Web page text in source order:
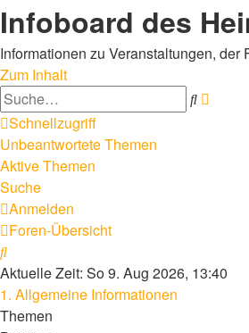
Infoboard des
Informationen zu Veranstaltungen,
Zum Inhalt
Suche
Schnellzugriff
Unbeantwortete Themen
Aktive Themen
Suche
Anmelden
Foren-Übersicht
Suche
Aktuelle Zeit: So 9. Aug 2026, 13:40
1. Allgemeine Informationen
Themen